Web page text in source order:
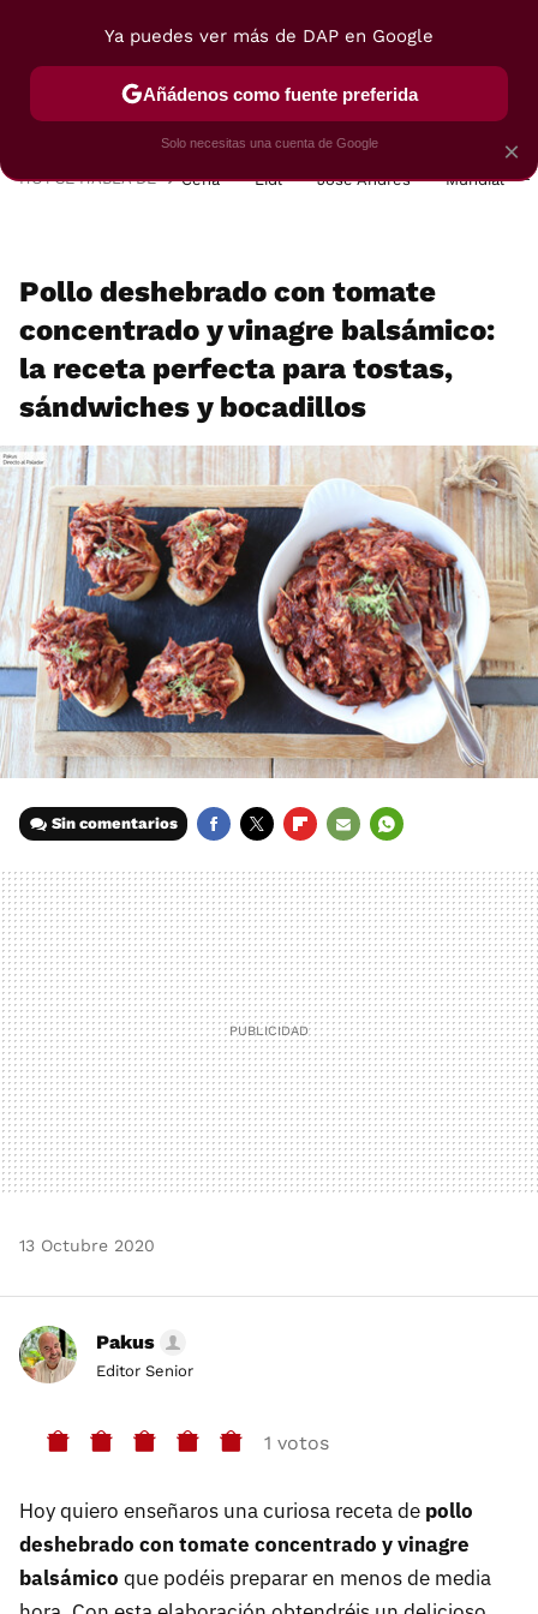
POSTRES VIAJES SELECCIÓN VEGUI
HOY SE HABLA DE Cena Lidl José Andrés Mundial
Pollo deshebrado con tomate
concentrado y vinagre balsámico:
la receta perfecta para tostas,
sándwiches y bocadillos
Sin comentarios
MAIL
13 Octubre 2020
Pakus
Editor Senior
1 votos
Hoy quiero enseñaros una curiosa receta de pollo
deshebrado con tomate concentrado y vinagre
balsámico que podéis preparar en menos de media
×
Ya puedes ver más de DAP en Google
Añádenos como fuente preferida
Solo necesitas una cuenta de Google